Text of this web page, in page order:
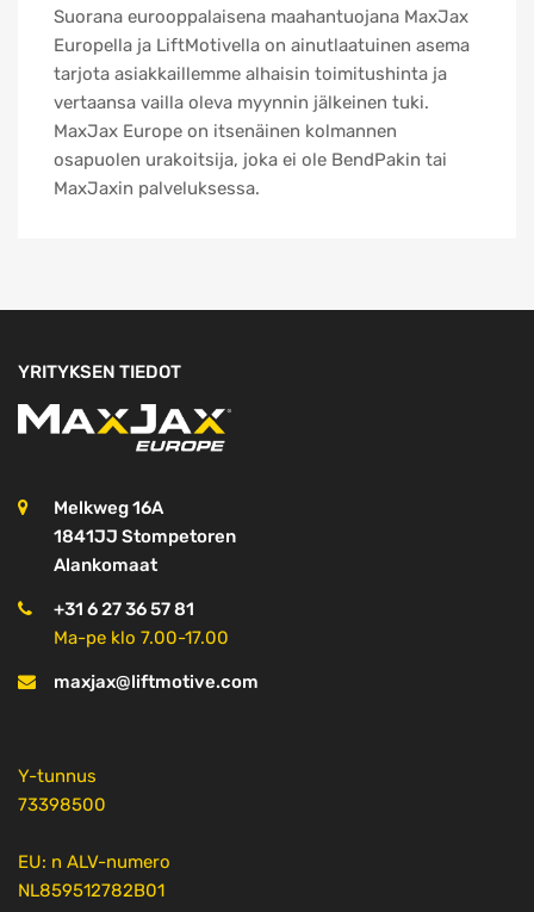
Suorana eurooppalaisena maahantuojana MaxJax
Europella ja LiftMotivella on ainutlaatuinen asema
tarjota asiakkaillemme alhaisin toimitushinta ja
vertaansa vailla oleva myynnin jälkeinen tuki.
MaxJax Europe on itsenäinen kolmannen
osapuolen urakoitsija, joka ei ole BendPakin tai
MaxJaxin palveluksessa.
YRITYKSEN TIEDOT
Melkweg 16A
1841JJ Stompetoren
Alankomaat
+31 6 27 36 57 81
Ma-pe klo 7.00-17.00
maxjax@liftmotive.com
Y-tunnus
73398500
EU: n ALV-numero
NL859512782B01